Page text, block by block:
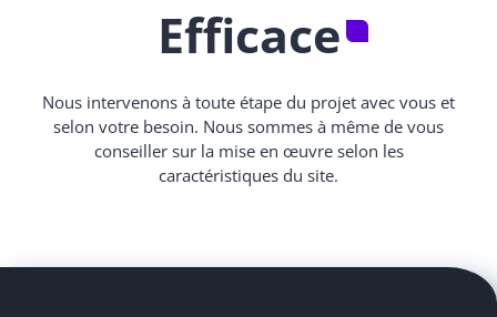
Efficace
Nous intervenons à toute étape du projet avec vous et
selon votre besoin. Nous sommes à même de vous
conseiller sur la mise en œuvre selon les
caractéristiques du site.